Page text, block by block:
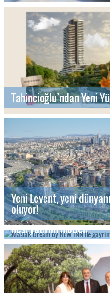
Tahincioğlu’ndan Yeni
Yeni Levent, yeni
oluyor!
Maslak Dream by NEW
nesi yatırım modeli